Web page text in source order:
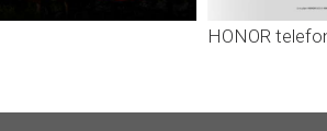
HONOR